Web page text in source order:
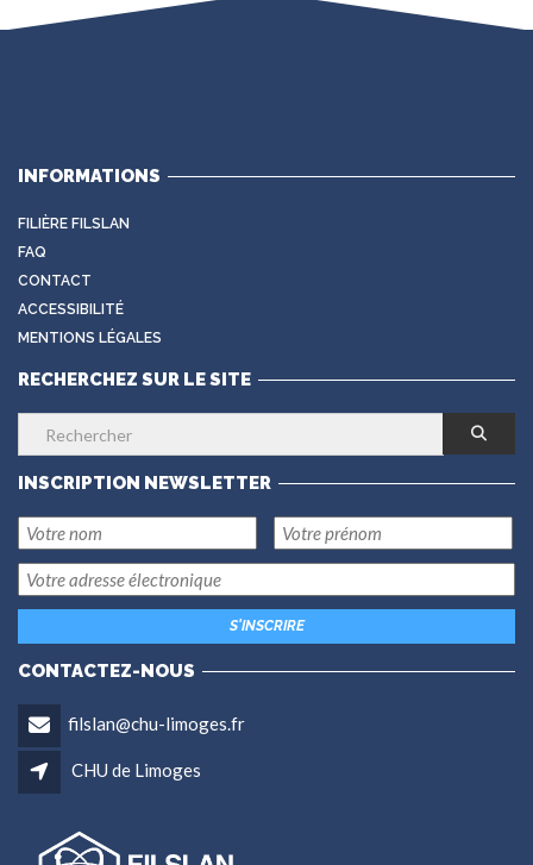
INFORMATIONS
FILIÈRE FILSLAN
FAQ
CONTACT
ACCESSIBILITÉ
MENTIONS LÉGALES
RECHERCHEZ SUR LE SITE
INSCRIPTION NEWSLETTER
CONTACTEZ-NOUS
filslan@chu-limoges.fr
CHU de Limoges